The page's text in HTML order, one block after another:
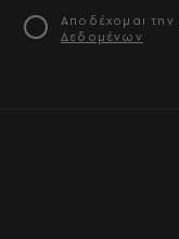
Αποδέχομαι την
Δεδομένων